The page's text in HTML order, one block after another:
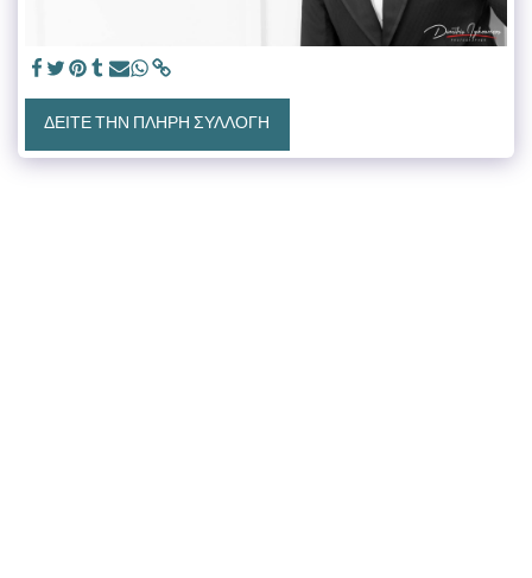
ΔΕΊΤΕ ΤΗΝ ΠΛΉΡΗ ΣΥΛΛΟΓΉ